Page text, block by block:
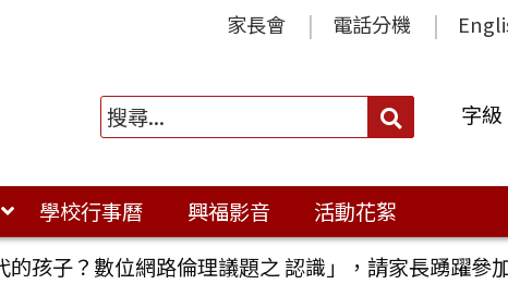
家長會 電話分機
搜
字級
學校行事曆 興福影音
活動花絮
孩子？數位網路倫理議題之 認識」，請家長踴躍參